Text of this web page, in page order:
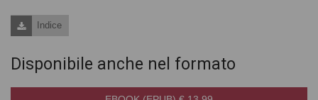
Indice
Disponibile anche nel formato